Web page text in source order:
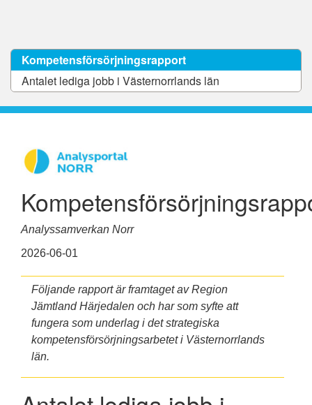
Kompetensförsörjningsrapport
Antalet lediga jobb i Västernorrlands län
Analyssamverkan Norr
2026-06-01
Följande rapport är framtaget av Region
Jämtland Härjedalen och har som syfte att
fungera som underlag i det strategiska
kompetensförsörjningsarbetet i Västernorrlands
län.